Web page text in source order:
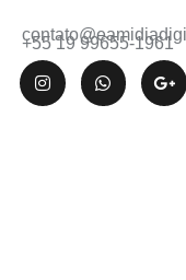
+55 19 99655-1961